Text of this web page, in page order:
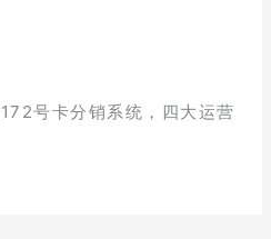
号卡分销系统，四大运营